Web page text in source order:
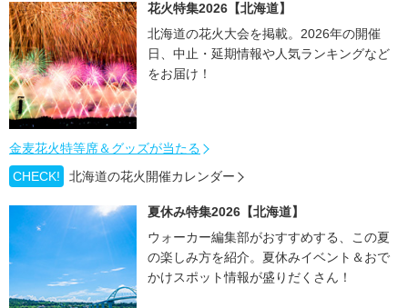
花火特集2026【北海道】
北海道の花火大会を掲載。2026年の開催
日、中止・延期情報や人気ランキングなど
をお届け！
金麦花火特等席＆グッズが当たる
CHECK!
北海道の花火開催カレンダー
夏休み特集2026【北海道】
ウォーカー編集部がおすすめする、この夏
の楽しみ方を紹介。夏休みイベント＆おで
かけスポット情報が盛りだくさん！